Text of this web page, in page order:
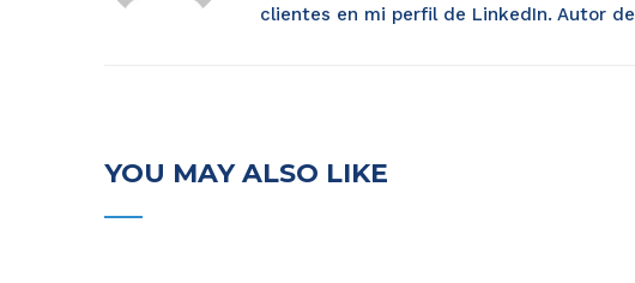
clientes en mi perfil de LinkedIn. Autor del
YOU MAY ALSO LIKE